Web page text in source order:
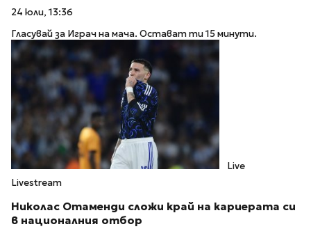
24 юли, 13:36
Гласувай за Играч на мача. Остават ти 15 минути.
Live
Livestream
Николас Отаменди сложи край на кариерата си
в националния отбор